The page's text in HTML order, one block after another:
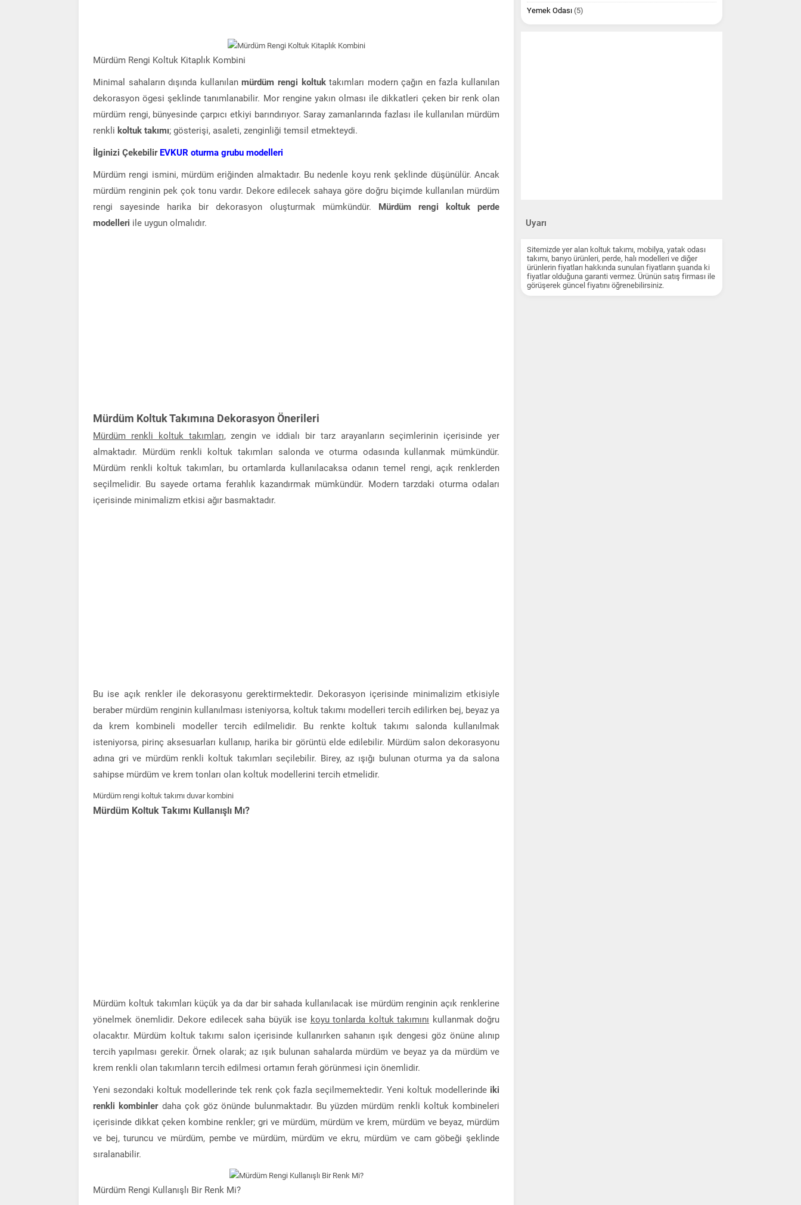
Mürdüm Rengi Koltuk Kitaplık Kombini
Minimal sahaların dışında kullanılanmürdüm rengi koltuktakımları modern çağın en fazla kullanılan
dekorasyon ögesi şeklinde tanımlanabilir. Mor rengine yakın olması ile dikkatleri çeken bir renk olan
mürdüm rengi, bünyesinde çarpıcı etkiyi barındırıyor. Saray zamanlarında fazlası ile kullanılan mürdüm
renkli koltuk takımı; gösterişi, asaleti, zenginliği temsil etmekteydi.
İlginizi Çekebilir EVKUR oturma grubu modelleri
Mürdüm rengi ismini, mürdüm eriğinden almaktadır. Bu nedenle koyu renk şeklinde düşünülür. Ancak
mürdüm renginin pek çok tonu vardır. Dekore edilecek sahaya göre doğru biçimde kullanılan mürdüm
rengi sayesinde harika bir dekorasyon oluşturmak mümkündür. Mürdüm rengi koltuk perde
modelleri ile uygun olmalıdır.
Mürdüm Koltuk Takımına Dekorasyon Önerileri
Mürdüm renkli koltuk takımları, zengin ve iddialı bir tarz arayanların seçimlerinin içerisinde yer
almaktadır. Mürdüm renkli koltuk takımları salonda ve oturma odasında kullanmak mümkündür.
Mürdüm renkli koltuk takımları, bu ortamlarda kullanılacaksa odanın temel rengi, açık renklerden
seçilmelidir. Bu sayede ortama ferahlık kazandırmak mümkündür. Modern tarzdaki oturma odaları
içerisinde minimalizm etkisi ağır basmaktadır.
Bu ise açık renkler ile dekorasyonu gerektirmektedir. Dekorasyon içerisinde minimalizim etkisiyle
beraber mürdüm renginin kullanılması isteniyorsa, koltuk takımı modelleri tercih edilirken bej, beyaz ya
da krem kombineli modeller tercih edilmelidir. Bu renkte koltuk takımı salonda kullanılmak
isteniyorsa, pirinç aksesuarları kullanıp, harika bir görüntü elde edilebilir. Mürdüm salon dekorasyonu
adına gri ve mürdüm renkli koltuk takımları seçilebilir. Birey, az ışığı bulunan oturma ya da salona
sahipse mürdüm ve krem tonları olan koltuk modellerini tercih etmelidir.
Mürdüm rengi koltuk takımı duvar kombini
Mürdüm Koltuk Takımı Kullanışlı Mı?
Mürdüm koltuk takımları küçük ya da dar bir sahada kullanılacak ise mürdüm renginin açık renklerine
yönelmek önemlidir. Dekore edilecek saha büyük ise koyu tonlarda koltuk takımını kullanmak doğru
olacaktır. Mürdüm koltuk takımı salon içerisinde kullanırken sahanın ışık dengesi göz önüne alınıp
tercih yapılması gerekir. Örnek olarak; az ışık bulunan sahalarda mürdüm ve beyaz ya da mürdüm ve
krem renkli olan takımların tercih edilmesi ortamın ferah görünmesi için önemlidir.
Yeni sezondaki koltuk modellerinde tek renk çok fazla seçilmemektedir. Yeni koltuk modellerinde iki
renkli kombinlerdaha çok göz önünde bulunmaktadır. Bu yüzden mürdüm renkli koltuk kombineleri
içerisinde dikkat çeken kombine renkler; gri ve mürdüm, mürdüm ve krem, mürdüm ve beyaz, mürdüm
ve bej, turuncu ve mürdüm, pembe ve mürdüm, mürdüm ve ekru, mürdüm ve cam göbeği şeklinde
sıralanabilir.
Mürdüm Rengi Kullanışlı Bir Renk Mi?
Yemek Odası (5)
Uyarı
Sitemizde yer alan koltuk takımı, mobilya, yatak odası
takımı, banyo ürünleri, perde, halı modelleri ve diğer
ürünlerin fiyatları hakkında sunulan fiyatların şuanda ki
fiyatlar olduğuna garanti vermez. Ürünün satış firması ile
görüşerek güncel fiyatını öğrenebilirsiniz.